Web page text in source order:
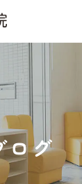
ログ